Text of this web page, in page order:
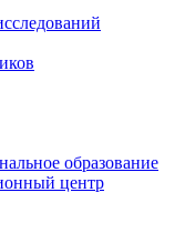
образование
центр